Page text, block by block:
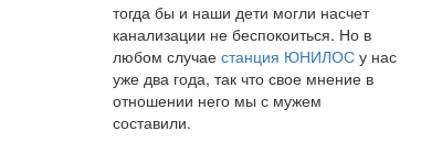
тогда бы и наши дети могли насчет
канализации не беспокоиться. Но в
любом случае станция ЮНИЛОС у нас
уже два года, так что свое мнение в
отношении него мы с мужем
составили.